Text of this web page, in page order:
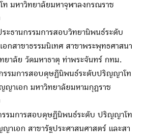
มหาวิทยาลัยมหาจุฬาลงกรณราช
ะธานกรรมการสอบวิทยานิพนธ์ระดับ
กสาขาธรรมนิเทศ สาขาพระพุทธศาสนา
าลัย วัดมหาธาตุ ท่าพระจันทร์ กทม.
รรมการสอบดุษฏีนิพนธ์ระดับปริญญาโท
ญาเอก มหาวิทยาลัยมหามกุฏราช
รรมการสอบดุษฏีนิพนธ์ระดับ ปริญญาโท
าเอก สาขารัฐประศาสนศาสตร์ และสา